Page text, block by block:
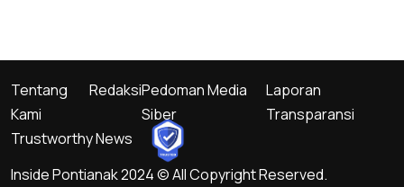
Inside Pontianak 2024 © All Copyright Reserved.
Trustworthy News
Tentang
Kami
RedaksiPedoman Media
Siber
Laporan
Transparansi